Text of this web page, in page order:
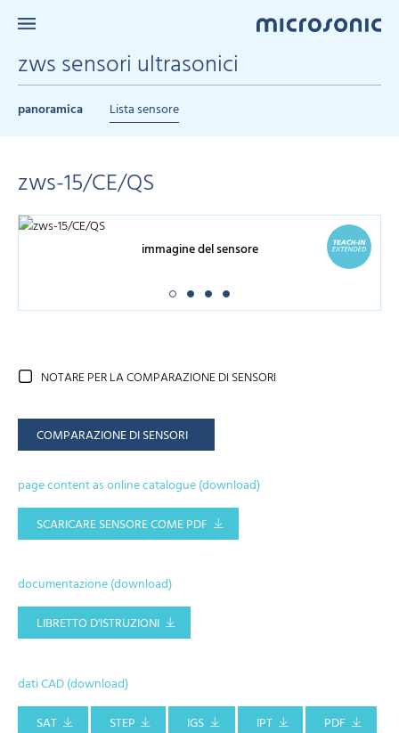
zws sensori ultrasonici
panoramica Lista sensore
zws-15/CE/QS
immagine del sensore
NOTARE PER LA COMPARAZIONE DI SENSORI
COMPARAZIONE DI SENSORI
page content as online catalogue (download)
SCARICARE SENSORE COME PDF
documentazione (download)
LIBRETTO D'ISTRUZIONI
dati CAD (download)
SAT
STEP IGS IPT PDF